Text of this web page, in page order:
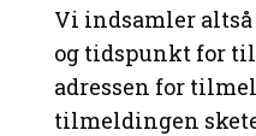
Vi indsamler
og tidspunkt for
adressen for
tilmeldingen